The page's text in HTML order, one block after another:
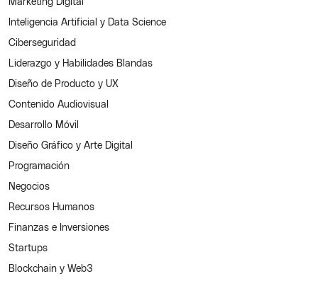
Inteligencia Artificial y Data Science
Ciberseguridad
Liderazgo y Habilidades Blandas
Diseño de Producto y UX
Contenido Audiovisual
Desarrollo Móvil
Diseño Gráfico y Arte Digital
Programación
Negocios
Recursos Humanos
Finanzas e Inversiones
Startups
Blockchain y Web3